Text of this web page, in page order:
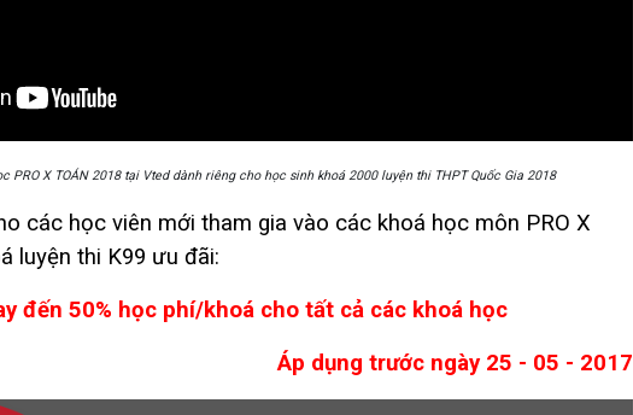
PRO X TOÁN 2018 tại Vted dành riêng cho học sinh khoá 2000 luyện thi THPT Quốc Gia 2018
các học viên mới tham gia vào các khoá học môn PRO X
luyện thi K99 ưu đãi:
đến 50% học phí/khoá cho tất cả các khoá học
Áp dụng trước ngày 25 - 05 - 2017